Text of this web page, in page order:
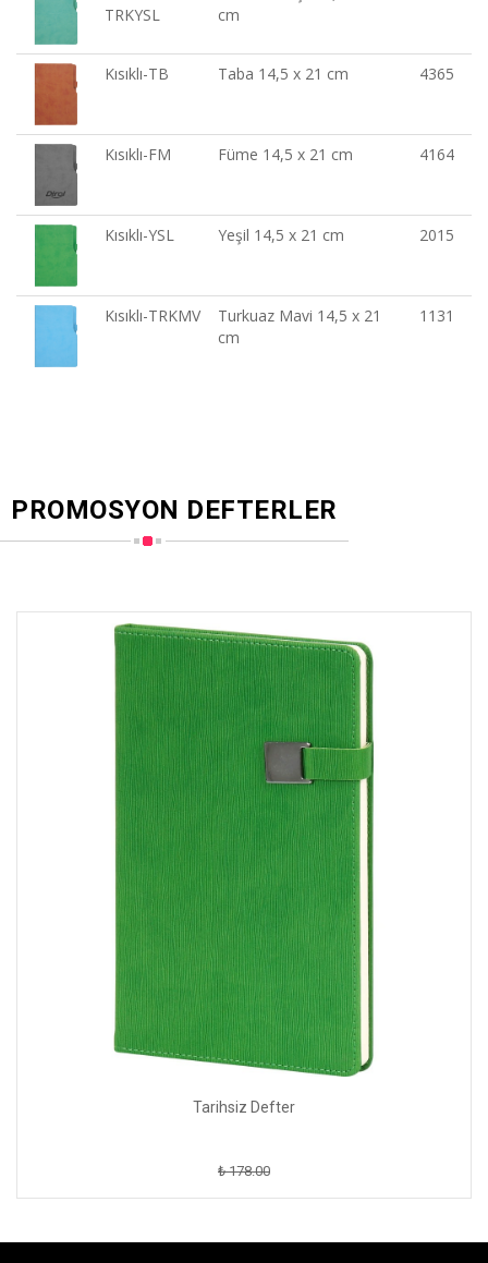
TRKYSL
cm
Kısıklı-TB Taba 14,5 x 21 cm 4365
Kısıklı-FM Füme 14,5 x 21 cm 4164
Kısıklı-YSL Yeşil 14,5 x 21 cm 2015
Kısıklı-TRKMV
Turkuaz Mavi 14,5 x 21
cm
1131
PROMOSYON DEFTERLER
Tarihsiz Defter
₺ 178.00